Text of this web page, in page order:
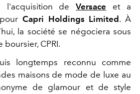
l'acquisition deVersace et a
Capri Holdings Limited . À
la société se négociera sous
boursier, CPRI.
longtemps reconnu comme
maisons de mode de luxe au
de glamour et de style